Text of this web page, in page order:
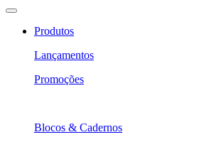
Produtos
Lançamentos
Promoções
Blocos & Cadernos